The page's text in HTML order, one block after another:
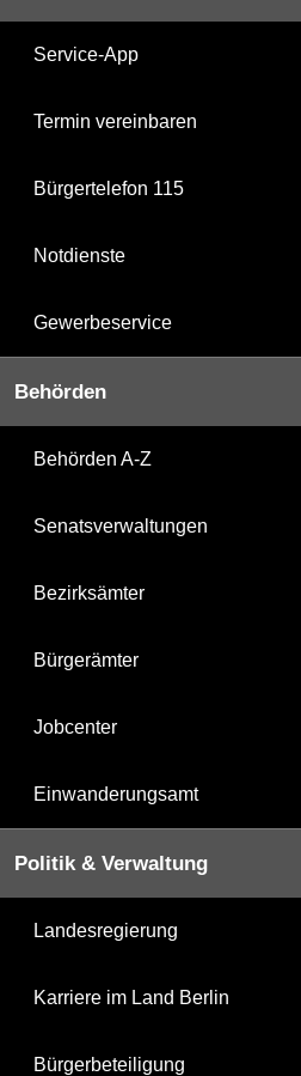
Service-App
Termin vereinbaren
Bürgertelefon 115
Notdienste
Gewerbeservice
Behörden
Behörden A-Z
Senatsverwaltungen
Bezirksämter
Bürgerämter
Jobcenter
Einwanderungsamt
Politik & Verwaltung
Landesregierung
Karriere im Land Berlin
Bürgerbeteiligung